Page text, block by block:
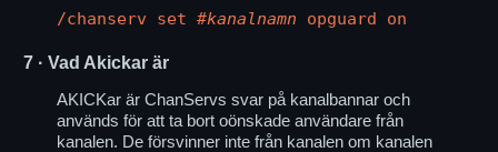
/chanserv set#kanalnamn opguard on
7 · Vad Akickar är
AKICKar är ChanServs svar på kanalbannar och
används för att ta bort oönskade användare från
kanalen. De försvinner inte från kanalen om kanalen